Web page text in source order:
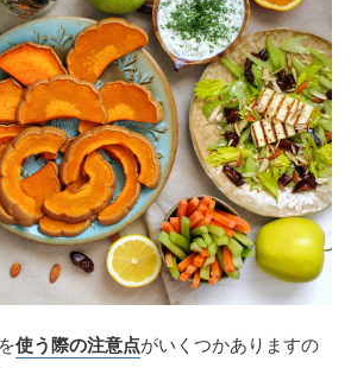
使う際の注意点がいくつかありますの